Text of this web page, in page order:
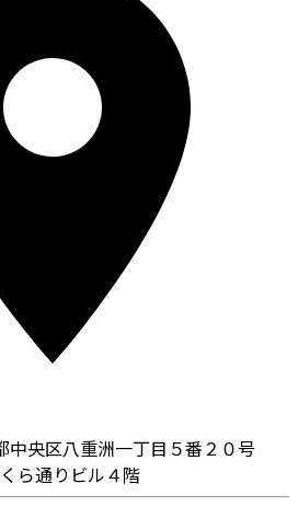
中央区八重洲一丁目５番２０号
ら通りビル４階